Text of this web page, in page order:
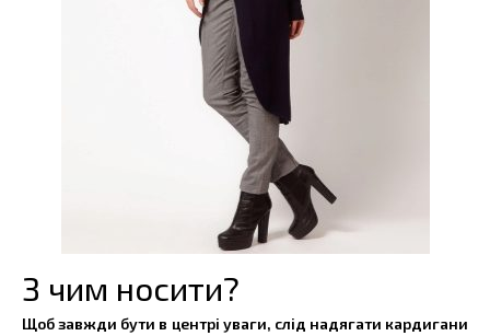
З чим носити?
Щоб завжди бути в центрі уваги, слід надягати кардигани